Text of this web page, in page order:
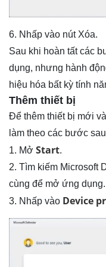
6. Nhấp vào nút Xóa.
Sau khi hoàn tất các
dụng, nhưng hành
hiệu hóa bất kỳ tính
Thêm thiết bị
Để thêm thiết bị mới
làm theo các bước
1. Mở Start.
2. Tìm kiếm Microsoft
cùng để mở ứng dụng.
3. Nhấp vào Device